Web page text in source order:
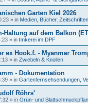
Garten Kiel 2026
» in Medien, Bücher,
Haltung auf dem Balkon
» in Imkerei im DPF
ex Hook.f. - Myanmar
» in Zwiebeln & Knollen
- Dokumentation
» in Gartenfernsehsendungen,
Röhrs'
» in Grün- und